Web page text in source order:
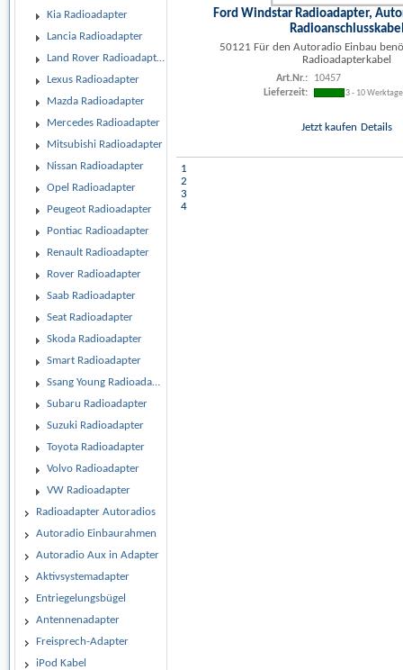
Kia Radioadapter
Lancia Radioadapter
Land Rover Radioadapter
Lexus Radioadapter
Mazda Radioadapter
Mercedes Radioadapter
Mitsubishi Radioadapter
Nissan Radioadapter
Opel Radioadapter
Peugeot Radioadapter
Pontiac Radioadapter
Renault Radioadapter
Rover Radioadapter
Saab Radioadapter
Seat Radioadapter
Skoda Radioadapter
Smart Radioadapter
Ssang Young Radioadapter
Subaru Radioadapter
Suzuki Radioadapter
Toyota Radioadapter
Volvo Radioadapter
VW Radioadapter
Radioadapter Autoradios
Autoradio Einbaurahmen
Autoradio Aux in Adapter
Aktivsystemadapter
Entriegelungsbügel
Antennenadapter
Freisprech-Adapter
iPod Kabel
Ford Windstar Radioadapter,
50121 Für den Autoradio Einbau
Radioadapterkabel
Art.Nr.:
10457
Lieferzeit:
3 - 10 Werktage
Jetzt kaufen Details
1
2
3
4